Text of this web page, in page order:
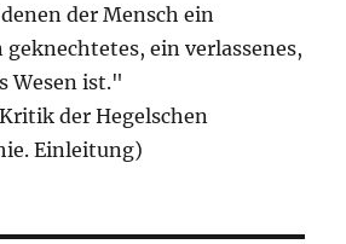
der Mensch ein
ein verlassenes,
Wesen ist."
der Hegelschen
Einleitung)